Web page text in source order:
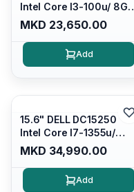
Intel Core I3-100u/ 8GB
DDR4/ 512GB SSD M.2/
Iris Xe Graphics/ 120Hz
Anti-glare LED Display/
Backlit Kb/ Platinum
MKD 23,650.00
Add
15.6" DELL DC15250
Intel Core I7-1355u/
16GB DDR4 / 512GB SSD
M.2 2230/ Intel UHD
Graphics/ 120Hz Anti-
glare FULLHD LED
MKD 34,990.00
Add